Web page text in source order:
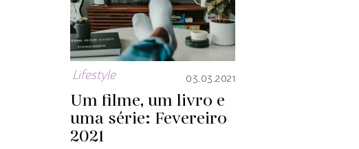
Lifestyle 03.03.2021
Um filme, um livro e
uma série: Fevereiro
2021